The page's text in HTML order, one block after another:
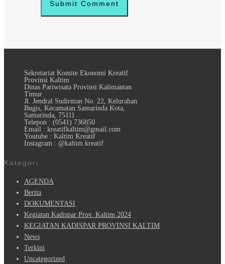
Sekretariat Komite Ekonomi Kreatif
Provinsi Kaltim
Dinas Pariwisata Provinsi Kalimantan
Timur
Jl. Jendral Sudirman No. 22, Kelurahan
Bugis, Kecamatan Samarinda Kota,
Samarinda, 75111
Telepon : (0541) 736850
Email : kreatifkaltim@gmail.com
Youtube : Kaltim Kreatif
Instagram : @kaltim.kreatif
Kategori
AGENDA
Berita
DOKUMENTASI
Kegiatan Kadispar Prov. Kaltim 2024
KEGIATAN KADISPAR PROVINSI KALTIM
News
Terkini
Uncategorized